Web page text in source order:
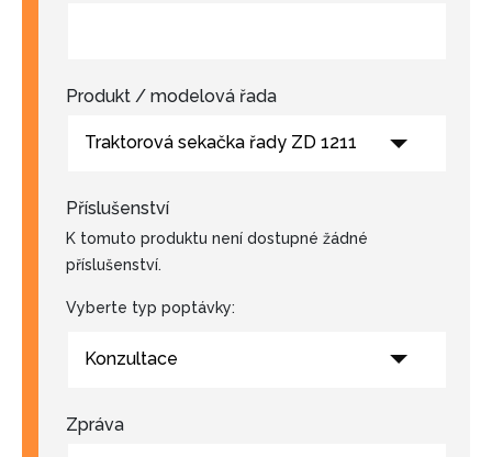
Produkt / modelová řada
Traktorová sekačka řady ZD 1211
Příslušenství
K tomuto produktu není dostupné žádné
příslušenství.
Vyberte typ poptávky:
Konzultace
Zpráva